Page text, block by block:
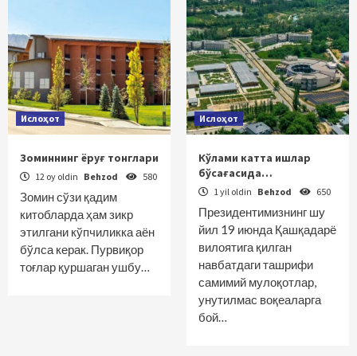
Ислоҳот
Зоминнинг ёруғ тонглари
12 oy oldin Behzod 580
Зомин сўзи қадим
китобларда ҳам зикр
этилгани кўпчиликка аён
бўлса керак. Пурвиқор
тоғлар қуршаган ушбу…
Ислоҳот
Кўлами катта ишлар
бўсағасида…
1 yil oldin Behzod 650
Президентимизнинг шу
йил 19 июнда Қашқадарё
вилоятига қилган
навбатдаги ташрифи
самимий мулоқотлар,
унутилмас воқеаларга
бой…